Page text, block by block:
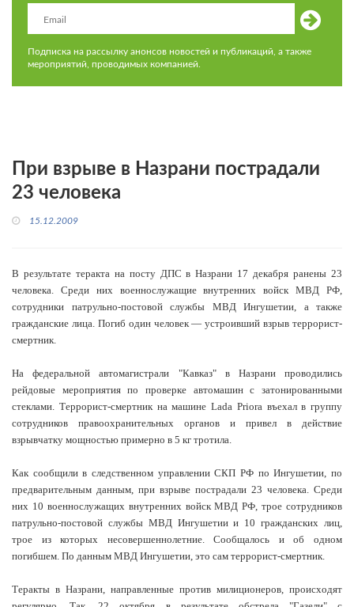
Подписка на рассылку анонсов новостей и публикаций, а также
мероприятий, проводимых компанией.
При взрыве в Назрани пострадали
23 человека
15.12.2009
В результате теракта на посту ДПС в Назрани 17 декабря ранены 23
человека. Среди них военнослужащие внутренних войск МВД РФ,
сотрудники патрульно-постовой службы МВД Ингушетии, а также
гражданские лица. Погиб один человек — устроивший взрыв террорист-
смертник.
На федеральной автомагистрали "Кавказ" в Назрани проводились
рейдовые мероприятия по проверке автомашин с затонированными
стеклами. Террорист-смертник на машине Lada Priora въехал в группу
сотрудников правоохранительных органов и привел в действие
взрывчатку мощностью примерно в 5 кг тротила.
Как сообщили в следственном управлении СКП РФ по Ингушетии, по
предварительным данным, при взрыве пострадали 23 человека. Среди
них 10 военнослужащих внутренних войск МВД РФ, трое сотрудников
патрульно-постовой службы МВД Ингушетии и 10 гражданских лиц,
трое из которых несовершеннолетние. Сообщалось и об одном
погибшем. По данным МВД Ингушетии, это сам террорист-смертник.
Теракты в Назрани, направленные против милиционеров, происходят